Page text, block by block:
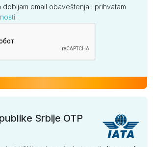
dobijam email obaveštenja i prihvatam
.
Srbije OTP